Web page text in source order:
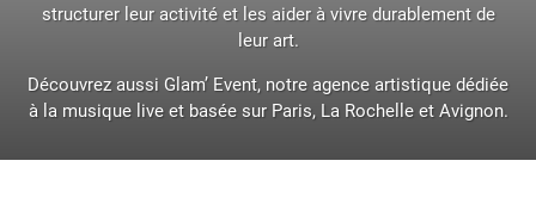
structurer leur activité et les aider à vivre durablement de
leur art.
Découvrez aussi Glam’ Event, notre agence artistique dédiée
à la musique live et basée sur Paris, La Rochelle et Avignon.